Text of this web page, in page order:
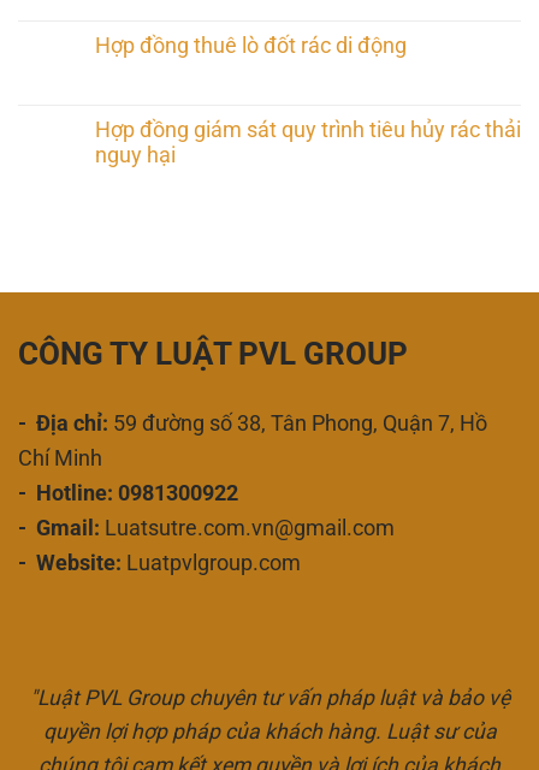
Hợp đồng thuê lò đốt rác di động
Hợp đồng giám sát quy trình tiêu hủy rác thải
nguy hại
CÔNG TY LUẬT PVL GROUP
- Địa chỉ: 59 đường số 38, Tân Phong, Quận 7, Hồ
Chí Minh
- Hotline: 0981300922
- Gmail: Luatsutre.com.vn@gmail.com
- Website: Luatpvlgroup.com
"Luật PVL Group chuyên tư vấn pháp luật và bảo vệ
quyền lợi hợp pháp của khách hàng. Luật sư của